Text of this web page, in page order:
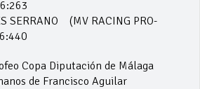
SERRANO (MV RACING PRO-
Copa Diputación de Málaga
de Francisco Aguilar